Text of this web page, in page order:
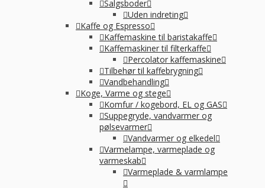
Salgsboder
Uden indreting
Kaffe og Espresso
Kaffemaskine til baristakaffe
Kaffemaskiner til filterkaffe
Percolator kaffemaskine
Tilbehør til kaffebrygning
Vandbehandling
Koge, Varme og stege
Komfur / kogebord, EL og GAS
Suppegryde, vandvarmer og
pølsevarmer
Vandvarmer og elkedel
Varmelampe, varmeplade og
varmeskab
Varmeplade & varmlampe